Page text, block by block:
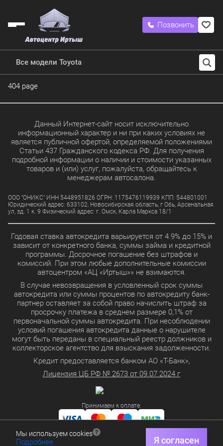
Позвонить
Все модели Toyota
404 page
Данный Интернет-сайт носит исключительно
информационный характер и ни при каких условиях не
является публичной офертой, определяемой положениями
Статьи 437 Гражданского кодекса РФ. Для получения
подробной информации о наличии и стоимости указанных
товаров и (или) услуг, пожалуйста, обращайтесь к
менеджерам автосалона.
ООО "ОНИКС" ИНН 5448951826 ОГРН: 1175476119939 КПП: 544801001
Юридический адрес: 633102, Новосибирская область, г Обь, Арсенальная
ул, зд. 1 к. 9 Физический адрес: г. Омск, Карла Маркса 18/1
Годовая ставка автокредита варьируется от 4.9% до 15% и
зависит от конкретного банка, суммы займа и кредитной
программы. Досрочное погашение без штрафов и
комиссий. При этом любые дополнительные комиссии
автоцентром «АЦ «Иртыш»» не взимаются.
В случае невозвращения в условленный срок суммы
автокредита или суммы процентов по автокредиту банк-
партнер оставляет за собой право начислить штраф за
просрочку платежа в среднем размере 0,1% от
первоначальной суммы автокредита. При несоблюдении
условий погашения автокредита данные о нарушителе
могут быть переданы в специальный реестр должников и
коллекторское агентство для взыскания задолженности.
Кредит предоставляется банком АО «Т-Банк»,
Лицензия ЦБ РФ № 2673 от 09.07.2024 г
Принимаем к оплате:
Политика в отношении обработки персональных данных
Мы используем cookies
Подробнее Я согласен